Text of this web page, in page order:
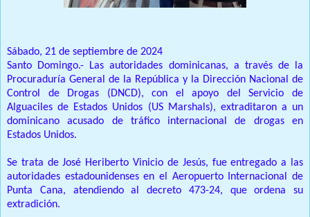
Sábado, 21 de septiembre de 2024
Santo Domingo.- Las autoridades dominicanas, a través de la
Procuraduría General de la República y la Dirección Nacional de
Control de Drogas (DNCD), con el apoyo del Servicio de
Alguaciles de Estados Unidos (US Marshals), extraditaron a un
dominicano acusado de tráfico internacional de drogas en
Estados Unidos.
Se trata de José Heriberto Vinicio de Jesús, fue entregado a las
autoridades estadounidenses en el Aeropuerto Internacional de
Punta Cana, atendiendo al decreto 473-24, que ordena su
extradición.